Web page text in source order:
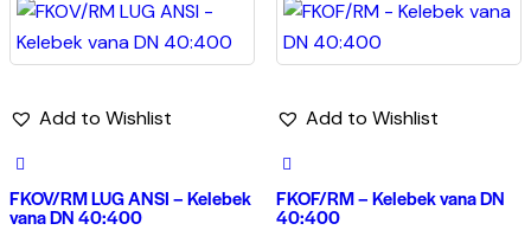
Add to Wishlist
FKOV/RM LUG ANSI – Kelebek
vana DN 40:400
Add to Wishlist
FKOF/RM – Kelebek vana DN
40:400